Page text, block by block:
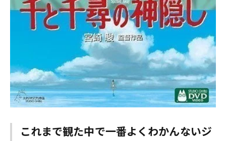
これまで観た中で一番よくわかんないジ